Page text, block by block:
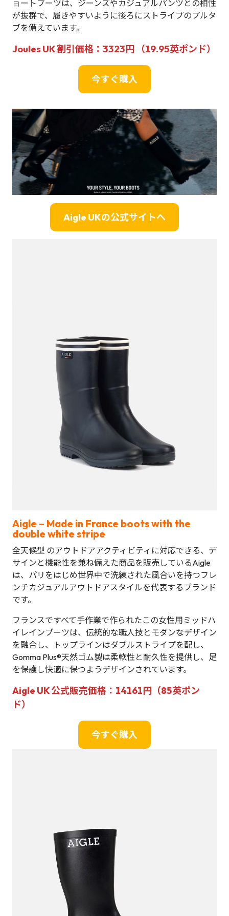
ョートブーツは、ジーンズやカジュアルパンツとの相性
が抜群で、履きやすいように後ろにストライプのプルタ
ブを備えています。
Joules UK 割引価格：3323円 （19.95英ポンド）
今すぐ購入
Aigle UKの公式サイトへ
Aigle – Made in France boots with the
double white stripe
全天候型 のアウトドアアクティビティに対応できる、デ
サインと機能性を兼ね備えた商品を販売しているAigle
は、パリをはじめ世界中で洗練された風合いを持つフレ
ンチカジュアルアウトドアスタイルを代表するブランド
です。
フランスですべて手作業で作られたこの女性用ミッドハ
イレインブーツは、伝統的な職人技とモダンなデザイン
を融合し、トップラインはダブルストライプを配し、
Gomma Plus®天然ゴム製は柔軟性と耐久性を提供し、足
を保護し快適に保つようデザインされています。
Aigle UK 公式販売価格：14161円（85英ポン
ド）
今すぐ購入